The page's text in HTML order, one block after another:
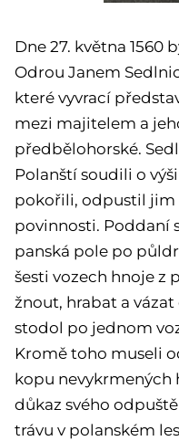
Dne 27. května 1560
Odrou Janem
které vyvrací
mezi majitelem a
předbělohorské.
Polanští soudili o
pokořili, odpustil jim
povinnosti. Poddaní
panská pole po
šesti vozech hnoje z
žnout, hrabat a
stodol po jednom
Kromě toho museli
kopu nevykrmených
důkaz svého
trávu v polanském